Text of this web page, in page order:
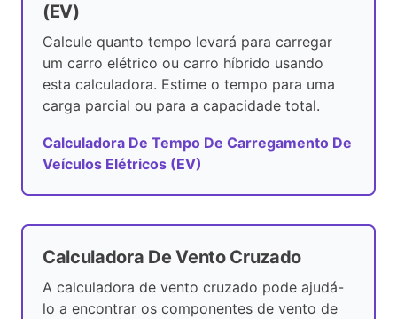
(EV)
Calcule quanto tempo levará para carregar
um carro elétrico ou carro híbrido usando
esta calculadora. Estime o tempo para uma
carga parcial ou para a capacidade total.
Calculadora De Tempo De Carregamento De
Veículos Elétricos (EV)
Calculadora De Vento Cruzado
A calculadora de vento cruzado pode ajudá-
lo a encontrar os componentes de vento de